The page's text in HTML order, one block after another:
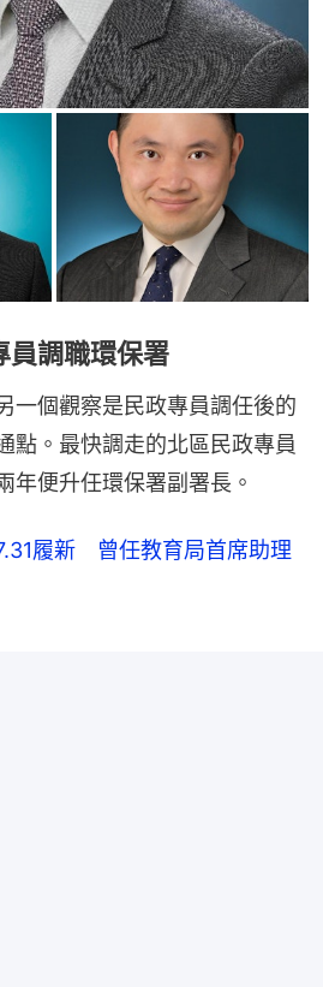
員調職環保署
一個觀察是民政專員調任後的
點。最快調走的北區民政專員
年便升任環保署副署長。
履新 曾任教育局首席助理